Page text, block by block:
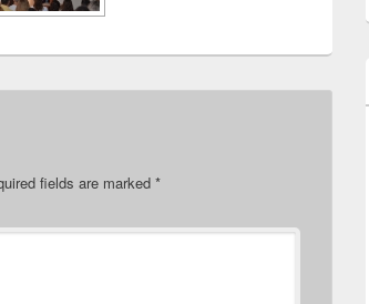
fields are marked *